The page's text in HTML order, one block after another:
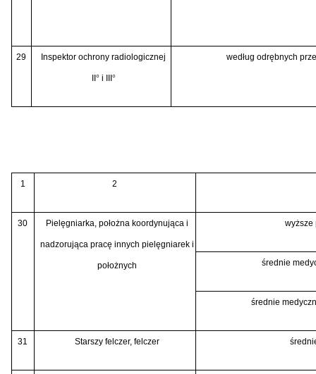
29 Inspektor ochronyradiologicznej
II° i III°
według odrębnych
1 2
30 Pielęgniarka, położna koordynująca i
nadzorująca pracę innych pielęgniarek i
położnych
wyższe
średnie
średnie
31 Starszy felczer, felczer